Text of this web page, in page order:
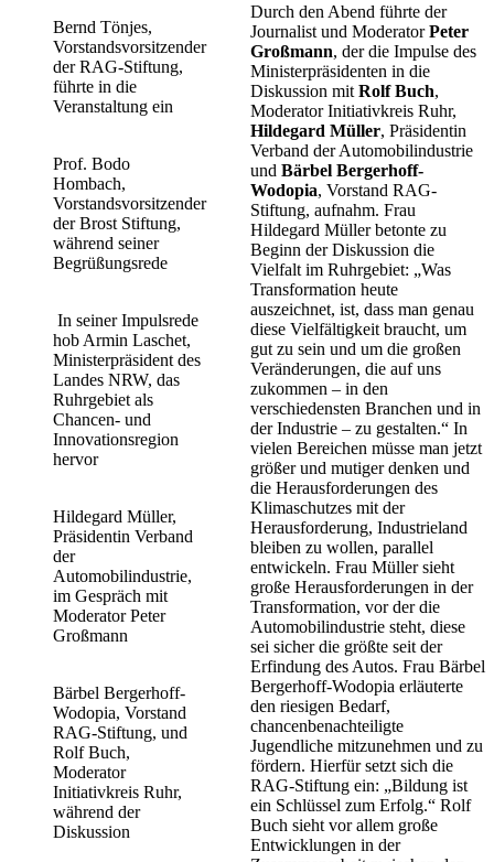
Bernd Tönjes,
Vorstandsvorsitzender
der RAG-Stiftung,
führte in die
Veranstaltung ein
Prof. Bodo
Hombach,
Vorstandsvorsitzender
der Brost Stiftung,
während seiner
Begrüßungsrede
In seiner Impulsrede
hob Armin Laschet,
Ministerpräsident des
Landes NRW, das
Ruhrgebiet als
Chancen- und
Innovationsregion
hervor
Hildegard Müller,
Präsidentin Verband
der
Automobilindustrie,
im Gespräch mit
Moderator Peter
Großmann
Bärbel Bergerhoff-
Wodopia, Vorstand
RAG-Stiftung, und
Rolf Buch,
Moderator
Initiativkreis Ruhr,
während der
Diskussion
Durch den Abend führte der
Journalist und ModeratorPeter
Großmann, der die Impulse des
Ministerpräsidenten in die
Diskussion mit Rolf Buch,
Moderator Initiativkreis Ruhr,
Hildegard Müller, Präsidentin
Verband der Automobilindustrie
und Bärbel Bergerhoff-
Wodopia, Vorstand RAG-
Stiftung, aufnahm. Frau
Hildegard Müller betonte zu
Beginn der Diskussion die
Vielfalt im Ruhrgebiet: „Was
Transformation heute
auszeichnet, ist, dass man genau
diese Vielfältigkeit braucht, um
gut zu sein und um die großen
Veränderungen, die auf uns
zukommen – in den
verschiedensten Branchen und in
der Industrie – zu gestalten.“ In
vielen Bereichen müsse man jetzt
größer und mutiger denken und
die Herausforderungen des
Klimaschutzes mit der
Herausforderung, Industrieland
bleiben zu wollen, parallel
entwickeln. Frau Müller sieht
große Herausforderungen in der
Transformation, vor der die
Automobilindustrie steht, diese
sei sicher die größte seit der
Erfindung des Autos. Frau Bärbel
Bergerhoff-Wodopia erläuterte
den riesigen Bedarf,
chancenbenachteiligte
Jugendliche mitzunehmen und zu
fördern. Hierfür setzt sich die
RAG-Stiftung ein: „Bildung ist
ein Schlüssel zum Erfolg.“ Rolf
Buch sieht vor allem große
Entwicklungen in der